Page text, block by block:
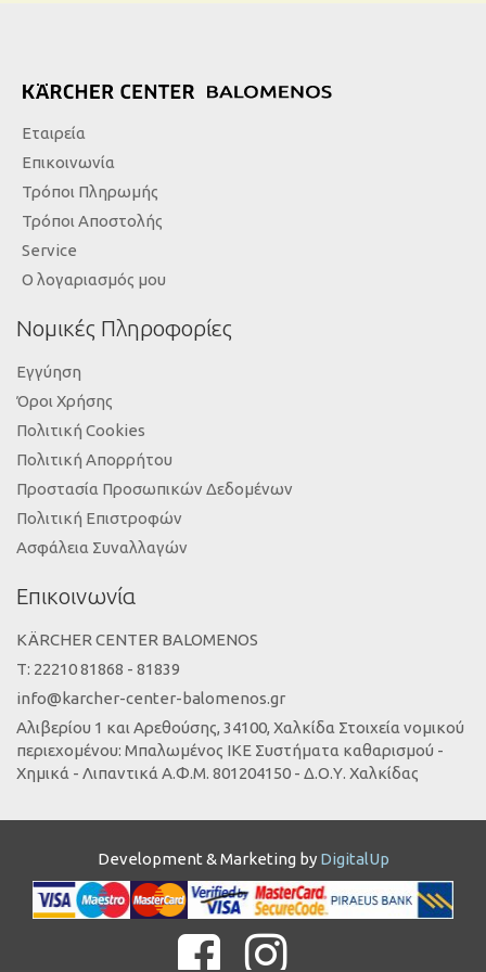
Εταιρεία
Επικοινωνία
Τρόποι Πληρωμής
Τρόποι Αποστολής
Service
Ο λογαριασμός μου
Νομικές Πληροφορίες
Εγγύηση
Όροι Χρήσης
Πολιτική Cookies
Πολιτική Απορρήτου
Προστασία Προσωπικών Δεδομένων
Πολιτική Επιστροφών
Ασφάλεια Συναλλαγών
Επικοινωνία
KÄRCHER CENTER BALOMENOS
Τ: 22210 81868 - 81839
info@karcher-center-balomenos.gr
Αλιβερίου 1 και Αρεθούσης, 34100, Χαλκίδα Στοιχεία νομικού
περιεχομένου: Μπαλωμένος ΙΚΕ Συστήματα καθαρισμού -
Χημικά - Λιπαντικά Α.Φ.Μ. 801204150 - Δ.Ο.Υ. Χαλκίδας
Development & Marketing by DigitalUp